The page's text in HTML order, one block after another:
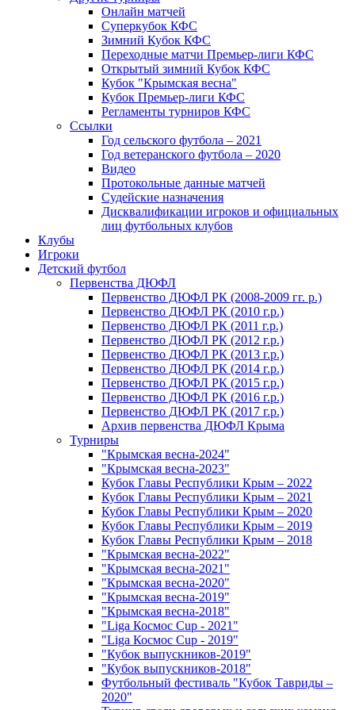
Онлайн матчей
Суперкубок КФС
Зимний Кубок КФС
Переходные матчи Премьер-лиги КФС
Открытый зимний Кубок КФС
Кубок "Крымская весна"
Кубок Премьер-лиги КФС
Регламенты турниров КФС
Ссылки
Год сельского футбола – 2021
Год ветеранского футбола – 2020
Видео
Протокольные данные матчей
Судейские назначения
Дисквалификации игроков и официальных
лиц футбольных клубов
Клубы
Игроки
Детский футбол
Первенства ДЮФЛ
Первенство ДЮФЛ РК (2008-2009 гг. р.)
Первенство ДЮФЛ РК (2010 г.р.)
Первенство ДЮФЛ РК (2011 г.р.)
Первенство ДЮФЛ РК (2012 г.р.)
Первенство ДЮФЛ РК (2013 г.р.)
Первенство ДЮФЛ РК (2014 г.р.)
Первенство ДЮФЛ РК (2015 г.р.)
Первенство ДЮФЛ РК (2016 г.р.)
Первенство ДЮФЛ РК (2017 г.р.)
Архив первенства ДЮФЛ Крыма
Турниры
"Крымская весна-2024"
"Крымская весна-2023"
Кубок Главы Республики Крым – 2022
Кубок Главы Республики Крым – 2021
Кубок Главы Республики Крым – 2020
Кубок Главы Республики Крым – 2019
Кубок Главы Республики Крым – 2018
"Крымская весна-2022"
"Крымская весна-2021"
"Крымская весна-2020"
"Крымская весна-2019"
"Крымская весна-2018"
"Liga Космос Cup - 2021"
"Liga Космос Cup - 2019"
"Кубок выпускников-2019"
"Кубок выпускников-2018"
Футбольный фестиваль "Кубок Тавриды –
2020"